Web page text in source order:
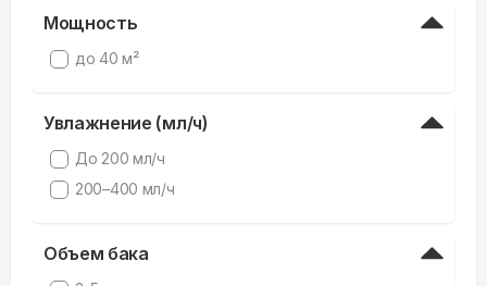
Мощность
до 40 м²
Увлажнение (мл/ч)
До 200 мл/ч
200–400 мл/ч
Объем бака